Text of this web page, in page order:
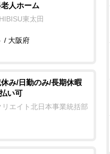
e人ホーム
東太田
/ 大阪府
み/日勤のみ/長期休暇
い可
エイト北日本事業統括部